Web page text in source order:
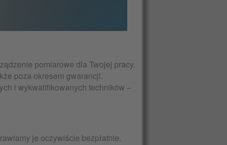
pomiarowe dla Twojej pracy.
poza okresem gwarancji.
i wykwalifikowanych techników –
je oczywiście bezpłatnie.